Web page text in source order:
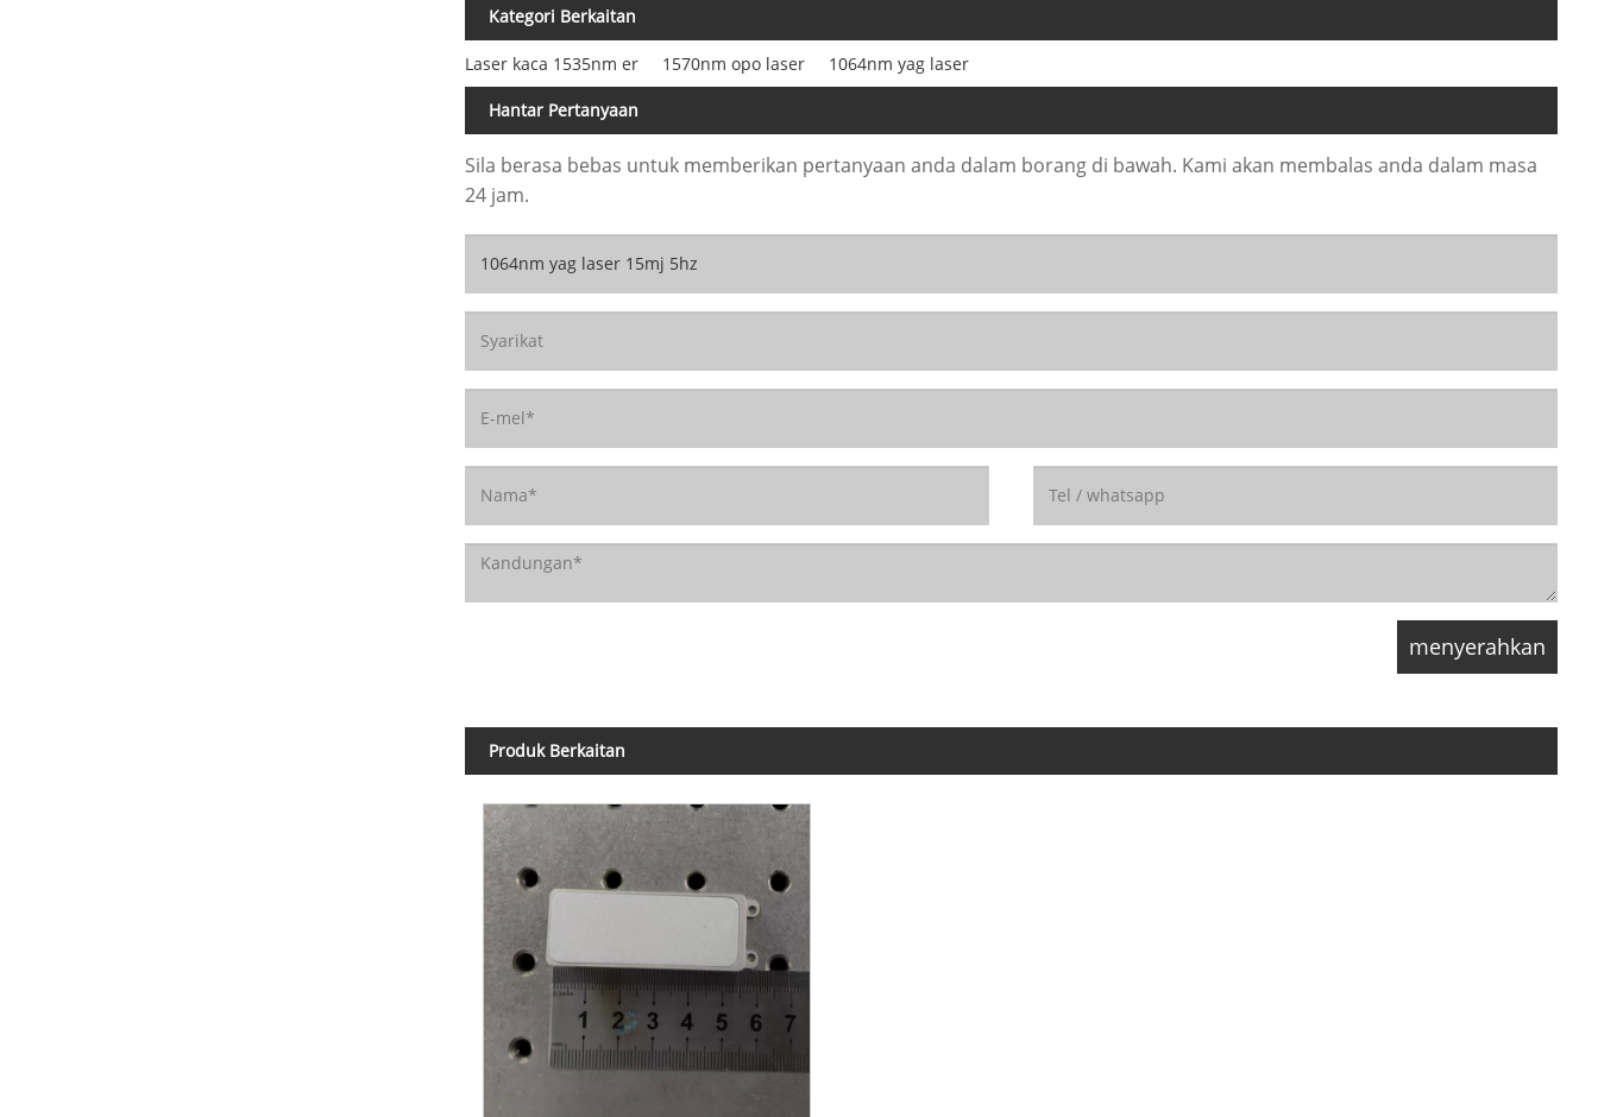
Kategori Berkaitan
Laser kaca 1535nm er 1570nm opo laser 1064nm yag laser
Hantar Pertanyaan
Sila berasa bebas untuk memberikan pertanyaan anda dalam borang di bawah. Kami akan membalas anda dalam masa
24 jam.
Produk Berkaitan